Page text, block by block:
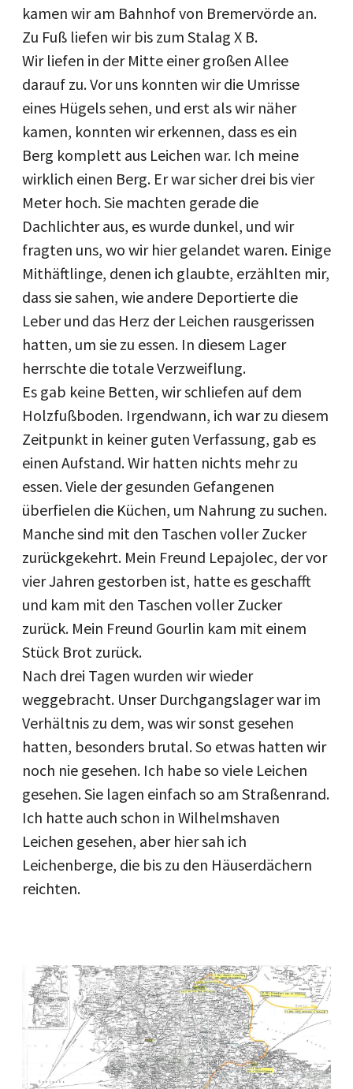
kamen wir am Bahnhof von Bremervörde an.
Zu Fuß liefen wir bis zum Stalag X B.
Wir liefen in der Mitte einer großen Allee
darauf zu. Vor uns konnten wir die Umrisse
eines Hügels sehen, und erst als wir näher
kamen, konnten wir erkennen, dass es ein
Berg komplett aus Leichen war. Ich meine
wirklich einen Berg. Er war sicher drei bis vier
Meter hoch. Sie machten gerade die
Dachlichter aus, es wurde dunkel, und wir
fragten uns, wo wir hier gelandet waren. Einige
Mithäftlinge, denen ich glaubte, erzählten mir,
dass sie sahen, wie andere Deportierte die
Leber und das Herz der Leichen rausgerissen
hatten, um sie zu essen. In diesem Lager
herrschte die totale Verzweiflung.
Es gab keine Betten, wir schliefen auf dem
Holzfußboden. Irgendwann, ich war zu diesem
Zeitpunkt in keiner guten Verfassung, gab es
einen Aufstand. Wir hatten nichts mehr zu
essen. Viele der gesunden Gefangenen
überfielen die Küchen, um Nahrung zu suchen.
Manche sind mit den Taschen voller Zucker
zurückgekehrt. Mein Freund Lepajolec, der vor
vier Jahren gestorben ist, hatte es geschafft
und kam mit den Taschen voller Zucker
zurück. Mein Freund Gourlin kam mit einem
Stück Brot zurück.
Nach drei Tagen wurden wir wieder
weggebracht. Unser Durchgangslager war im
Verhältnis zu dem, was wir sonst gesehen
hatten, besonders brutal. So etwas hatten wir
noch nie gesehen. Ich habe so viele Leichen
gesehen. Sie lagen einfach so am Straßenrand.
Ich hatte auch schon in Wilhelmshaven
Leichen gesehen, aber hier sah ich
Leichenberge, die bis zu den Häuserdächern
reichten.